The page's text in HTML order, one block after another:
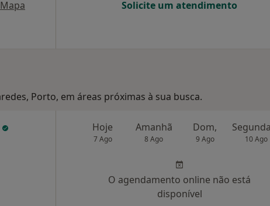
Mapa
Solicite um atendimento
Porto, em áreas próximas à sua busca.
Hoje
7 Ago
Amanhã
8 Ago
Dom,
9 Ago 10 Ago
O agendamento online não está
disponível